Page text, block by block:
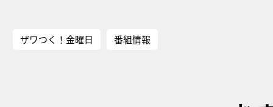
ザワつく！金曜日 番組情報